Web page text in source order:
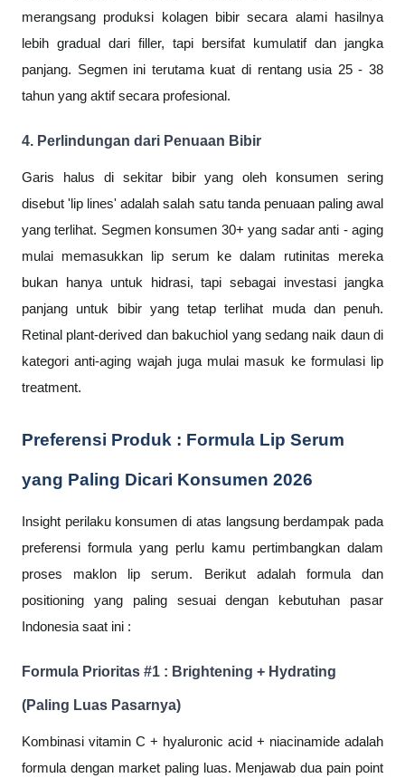
merangsang produksi kolagen bibir secara alami hasilnya
lebih gradual dari filler, tapi bersifat kumulatif dan jangka
panjang. Segmen ini terutama kuat di rentang usia 25 - 38
tahun yang aktif secara profesional.
4. Perlindungan dari Penuaan Bibir
Garis halus di sekitar bibir yang oleh konsumen sering
disebut 'lip lines' adalah salah satu tanda penuaan paling awal
yang terlihat. Segmen konsumen 30+ yang sadar anti - aging
mulai memasukkan lip serum ke dalam rutinitas mereka
bukan hanya untuk hidrasi, tapi sebagai investasi jangka
panjang untuk bibir yang tetap terlihat muda dan penuh.
Retinal plant-derived dan bakuchiol yang sedang naik daun di
kategori anti-aging wajah juga mulai masuk ke formulasi lip
treatment.
Preferensi Produk : Formula Lip Serum
yang Paling Dicari Konsumen 2026
Insight perilaku konsumen di atas langsung berdampak pada
preferensi formula yang perlu kamu pertimbangkan dalam
proses maklon lip serum. Berikut adalah formula dan
positioning yang paling sesuai dengan kebutuhan pasar
Indonesia saat ini :
Formula Prioritas #1 : Brightening + Hydrating
(Paling Luas Pasarnya)
Kombinasi vitamin C + hyaluronic acid + niacinamide adalah
formula dengan market paling luas. Menjawab dua pain point